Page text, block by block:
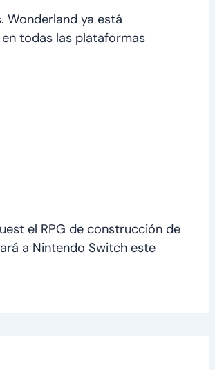
Wonderland ya está
todas las plataformas
el RPG de construcción de
a Nintendo Switch este